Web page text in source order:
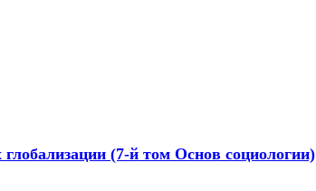
(7-й том Основ социологии)